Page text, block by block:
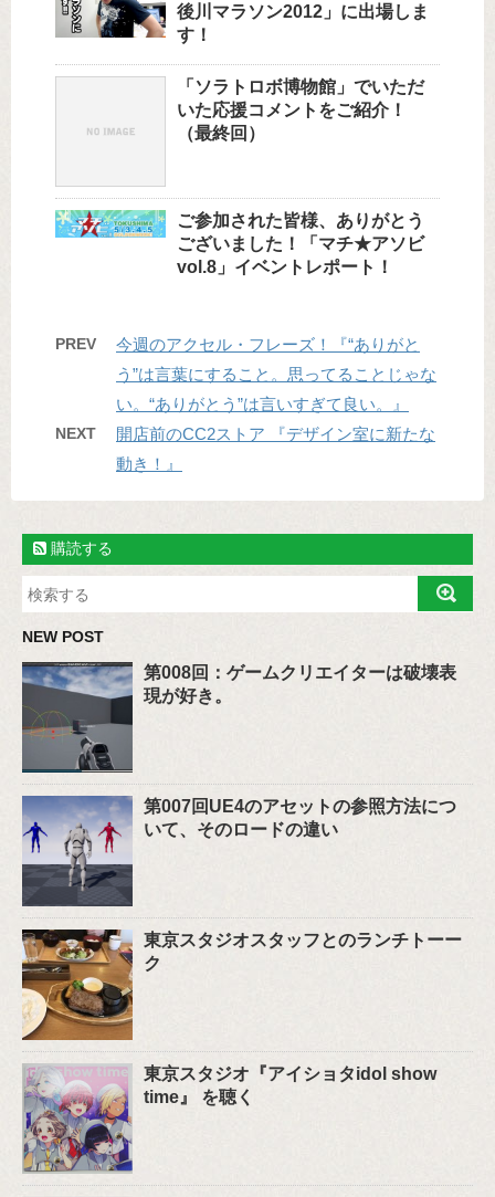
後川マラソン2012」に出場しま
す！
「ソラトロボ博物館」でいただ
いた応援コメントをご紹介！
（最終回）
ご参加された皆様、ありがとう
ございました！「マチ★アソビ
vol.8」イベントレポート！
PREV
今週のアクセル・フレーズ！『“ありがと
う”は言葉にすること。思ってることじゃな
い。“ありがとう”は言いすぎて良い。』
NEXT
開店前のCC2ストア 『デザイン室に新たな
動き！』
購読する
NEW POST
第008回：ゲームクリエイターは破壊表
現が好き。
第007回UE4のアセットの参照方法につ
いて、そのロードの違い
東京スタジオスタッフとのランチトーー
ク
東京スタジオ『アイショタidol show
time』 を聴く